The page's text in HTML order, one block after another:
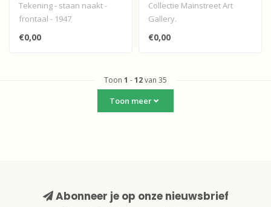
Tekening - staan naakt -
frontaal - 1947
€0,00
Collectie Mainstreet Art
Gallery.
Expressionistisch
olieverfwerk niet
€0,00
Toon 1 -12van 35
Toon meer
Abonneer je op onze nieuwsbrief